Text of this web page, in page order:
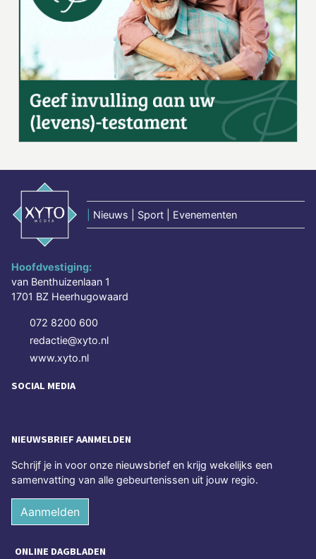
Nieuws | Sport | Evenementen
Hoofdvestiging:
van Benthuizenlaan 1
1701 BZ Heerhugowaard
072 8200 600
redactie@xyto.nl
www.xyto.nl
SOCIAL MEDIA
NIEUWSBRIEF AANMELDEN
Schrijf je in voor onze nieuwsbrief en krijg wekelijks een
samenvatting van alle gebeurtenissen uit jouw regio.
Aanmelden
ONLINE DAGBLADEN